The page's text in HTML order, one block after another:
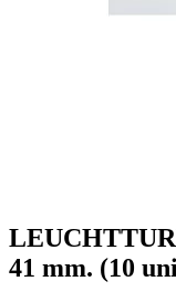
41 mm. (10